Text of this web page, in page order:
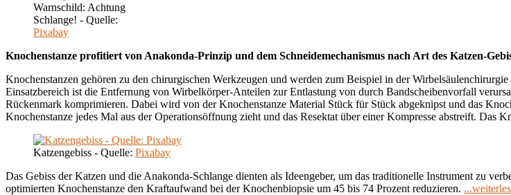
Warnschild: Achtung
Schlange! - Quelle:
Pixabay
Knochenstanze profitiert von Anakonda-Prinzip und dem Schneidemechanismus nach Art des Katzen-
Knochenstanzen gehören zu den chirurgischen Werkzeugen und werden zum Beispiel in der
Einsatzbereich ist die Entfernung von Wirbelkörper-Anteilen zur Entlastung von durch Bandscheibenvorfall
Rückenmark komprimieren. Dabei wird von der Knochenstanze Material Stück für Stück abgeknipst und das
Knochenstanze jedes Mal aus der Operationsöffnung zieht und das Resektat über einer Kompresse abstreift. Das
Katzengebiss - Quelle: Pixabay
Das Gebiss der Katzen und die Anakonda-Schlange dienten als Ideengeber, um das traditionelle Instrument zu
optimierten Knochenstanze den Kraftaufwand bei der Knochenbiopsie um 45 bis 74 Prozent reduzieren.